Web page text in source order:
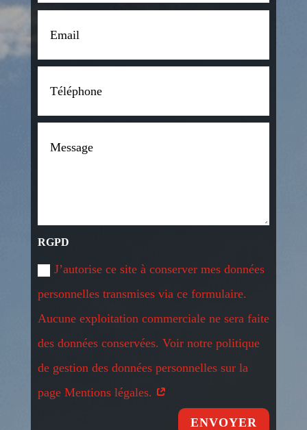
RGPD
J’autorise ce site à conserver mes données
personnelles transmises via ce formulaire.
Aucune exploitation commerciale ne sera faite
des données conservées. Voir notre politique
de gestion des données personnelles sur la
page Mentions légales.
ENVOYER